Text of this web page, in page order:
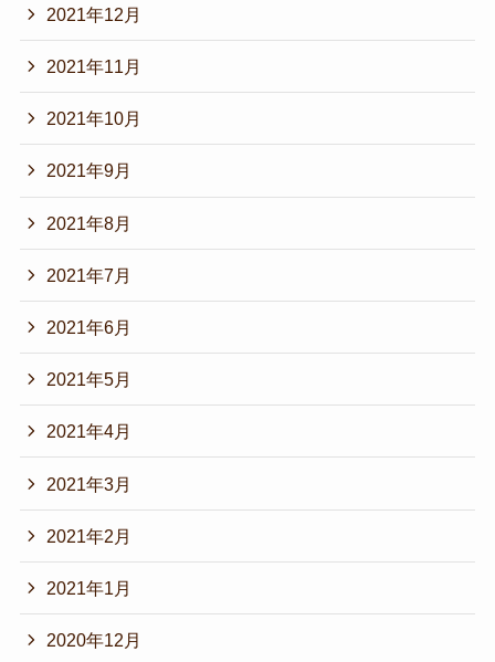
2021年12月
2021年11月
2021年10月
2021年9月
2021年8月
2021年7月
2021年6月
2021年5月
2021年4月
2021年3月
2021年2月
2021年1月
2020年12月